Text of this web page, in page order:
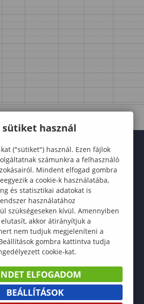
használ
("sütiket") használ. Ezen fájlok
számunkra a felhasználó
Mindent elfogad gombra
a cookie-k használatába,
és statisztikai adatokat is
használatához
szükségeseken kívül. Amennyiben
akkor átirányítjuk a
nem tudjuk megjeleníteni a
gombra kattintva tudja
cookie-kat.
ELFOGADOM
BEÁLLÍTÁSOK